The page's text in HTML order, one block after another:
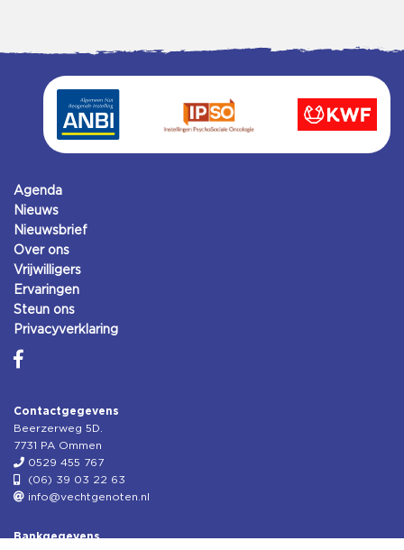
Agenda
Nieuws
Nieuwsbrief
Over ons
Vrijwilligers
Ervaringen
Steun ons
Privacyverklaring
Contactgegevens
Beerzerweg 5D.
7731 PA Ommen
0529 455 767
(06) 39 03 22 63
info@vechtgenoten.nl
Bankgegevens